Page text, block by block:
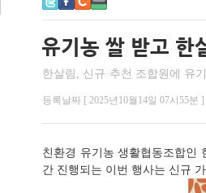
'식단만 바꿔도 기후위기
한살림, 신규·추천 조합원에 유
등록날짜 [ 2025년10월14일 07시55분 ]
친환경 유기농 생활협동조합인
간 진행되는 이번 행사는 신규